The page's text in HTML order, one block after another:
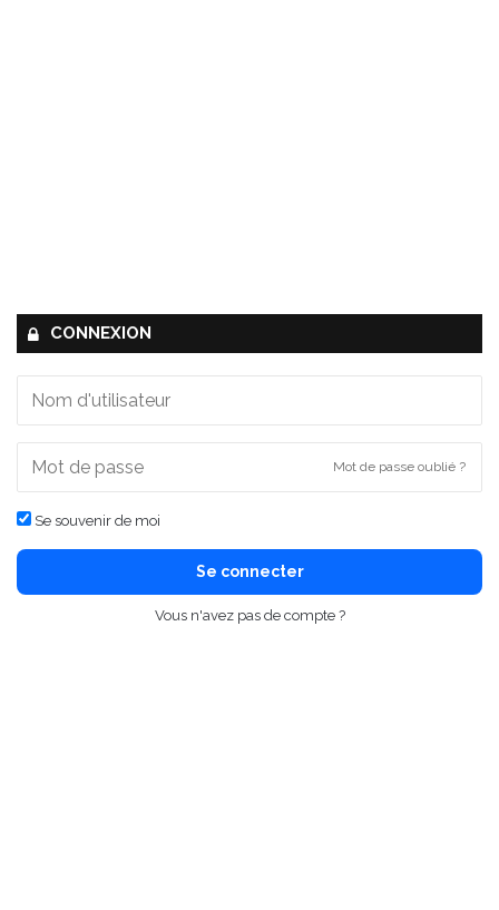
CONNEXION
Mot de passe oublié ?
Se souvenir de moi
Se connecter
Vous n'avez pas de compte ?